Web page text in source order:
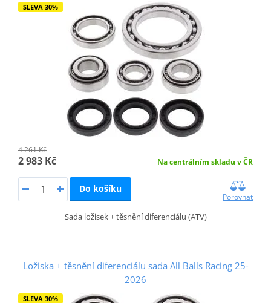
SLEVA 30%
4 261 Kč
2 983 Kč Na centrálním skladu v ČR
Do košíku
Porovnat
Sada ložisek + těsnění diferenciálu (ATV)
Ložiska + těsnění diferenciálu sada All Balls Racing 25-
2026
SLEVA 30%